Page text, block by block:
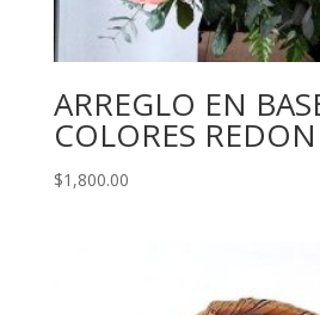
ARREGLO EN
COLORES
$1,800.00